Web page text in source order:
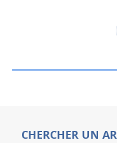
CHERCHER UN